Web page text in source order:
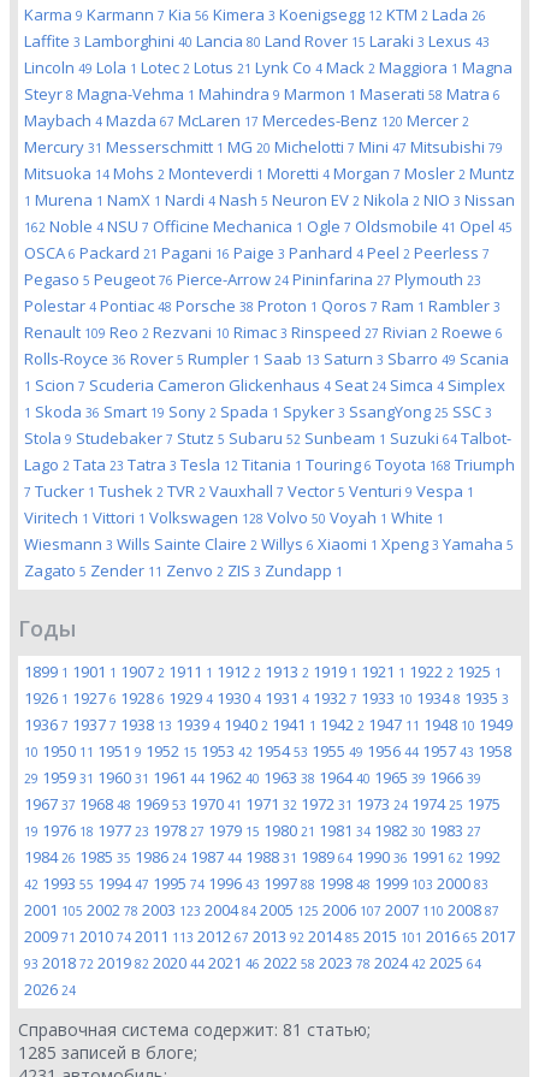
Karma 9 Karmann 7 Kia 56 Kimera 3 Koenigsegg 12 KTM 2 Lada 26
Laffite 3 Lamborghini 40 Lancia 80 Land Rover 15 Laraki 3 Lexus 43
Lincoln 49 Lola 1 Lotec 2 Lotus 21 Lynk Co 4 Mack 2 Maggiora 1 Magna
Steyr 8 Magna-Vehma 1 Mahindra 9 Marmon 1 Maserati 58 Matra 6
Maybach 4 Mazda 67 McLaren 17 Mercedes-Benz 120 Mercer 2
Mercury 31 Messerschmitt 1 MG 20 Michelotti 7 Mini 47 Mitsubishi 79
Mitsuoka 14 Mohs 2 Monteverdi 1 Moretti 4 Morgan 7 Mosler 2 Muntz
1 Murena 1 NamX 1 Nardi 4 Nash 5 Neuron EV 2 Nikola 2 NIO 3 Nissan
162 Noble 4 NSU 7 Officine Mechanica 1 Ogle 7 Oldsmobile 41 Opel 45
OSCA 6 Packard 21 Pagani 16 Paige 3 Panhard 4 Peel 2 Peerless 7
Pegaso 5 Peugeot 76 Pierce-Arrow 24 Pininfarina 27 Plymouth 23
Polestar 4 Pontiac 48 Porsche 38 Proton 1 Qoros 7 Ram 1 Rambler 3
Renault 109 Reo 2 Rezvani 10 Rimac 3 Rinspeed 27 Rivian 2 Roewe 6
Rolls-Royce 36 Rover 5 Rumpler 1 Saab 13 Saturn 3 Sbarro 49 Scania
1 Scion 7 Scuderia Cameron Glickenhaus 4 Seat 24 Simca 4 Simplex
1 Skoda 36 Smart 19 Sony 2 Spada 1 Spyker 3 SsangYong 25 SSC 3
Stola 9 Studebaker 7 Stutz 5 Subaru 52 Sunbeam 1 Suzuki 64 Talbot-
Lago 2 Tata 23 Tatra 3 Tesla 12 Titania 1 Touring 6 Toyota 168 Triumph
7 Tucker 1 Tushek 2 TVR 2 Vauxhall 7 Vector 5 Venturi 9 Vespa 1
Viritech 1 Vittori 1 Volkswagen 128 Volvo 50 Voyah 1 White 1
Wiesmann 3 Wills Sainte Claire 2 Willys 6 Xiaomi 1 Xpeng 3 Yamaha 5
Zagato 5 Zender 11 Zenvo 2 ZIS 3 Zundapp 1
Годы
1899 1 1901 1 1907 2 1911 1 1912 2 1913 2 1919 1 1921 1 1922 2 1925 1
1926 1 1927 6 1928 6 1929 4 1930 4 1931 4 1932 7 1933 10 19348 1935 3
1936 7 1937 7 1938 13 1939 4 1940 2 1941 1 1942 2 1947 11 1948 10 1949
10 1950 11 1951 9 1952 15 1953 42 195453 1955 49 1956 44 1957 43 1958
29 1959 31 1960 31 1961 44 1962 40 1963 38 196440 1965 39 1966 39
1967 37 1968 48 1969 53 1970 41 1971 32 1972 31 1973 24 197425 1975
19 1976 18 1977 23 1978 27 1979 15 1980 21 1981 34 1982 30 1983 27
198426 1985 35 1986 24 1987 44 1988 31 1989 64 1990 36 1991 62 1992
42 1993 55 199447 1995 74 1996 43 1997 88 1998 48 1999 103 2000 83
2001 105 2002 78 2003 123 200484 2005 125 2006 107 2007 110 2008 87
2009 71 2010 74 2011 113 2012 67 2013 92 201485 2015 101 2016 65 2017
93 2018 72 2019 82 2020 44 2021 46 2022 58 2023 78 202442 2025 64
2026 24
Справочная система содержит: 81 статью;
1285 записей в блоге;